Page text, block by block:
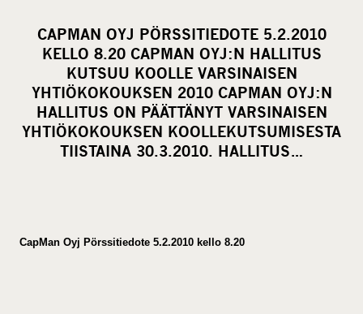
a
r
e
o
n
s
o
l
CAPMAN OYJ PÖRSSITIEDOTE 5.2.2010
KELLO 8.20 CAPMAN OYJ:N HALLITUS
KUTSUU KOOLLE VARSINAISEN
YHTIÖKOKOUKSEN 2010 CAPMAN OYJ:N
HALLITUS ON PÄÄTTÄNYT VARSINAISEN
YHTIÖKOKOUKSEN KOOLLEKUTSUMISESTA
TIISTAINA 30.3.2010. HALLITUS…
CapMan Oyj Pörssitiedote 5.2.2010 kello 8.20